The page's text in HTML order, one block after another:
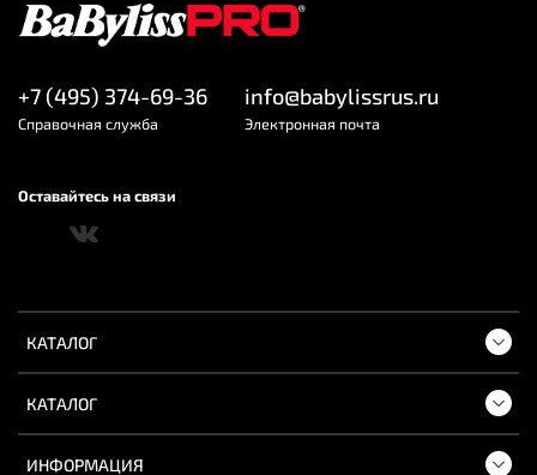
КАТАЛОГ
КАТАЛОГ
ИНФОРМАЦИЯ
+7 (495) 374-69-36
Cправочная служба
info@babylissrus.ru
Электронная почта
Оставайтесь на связи